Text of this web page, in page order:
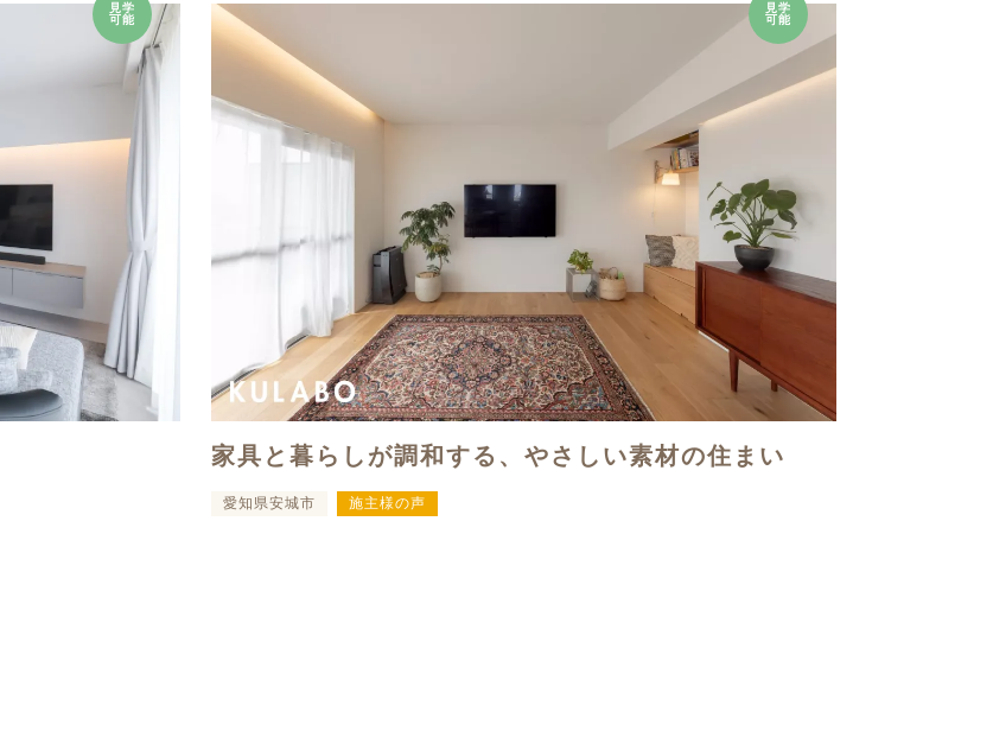
見学
可能
見学
可能
家具と暮らしが調和する、やさしい素材の住まい
愛知県安城市 施主様の声